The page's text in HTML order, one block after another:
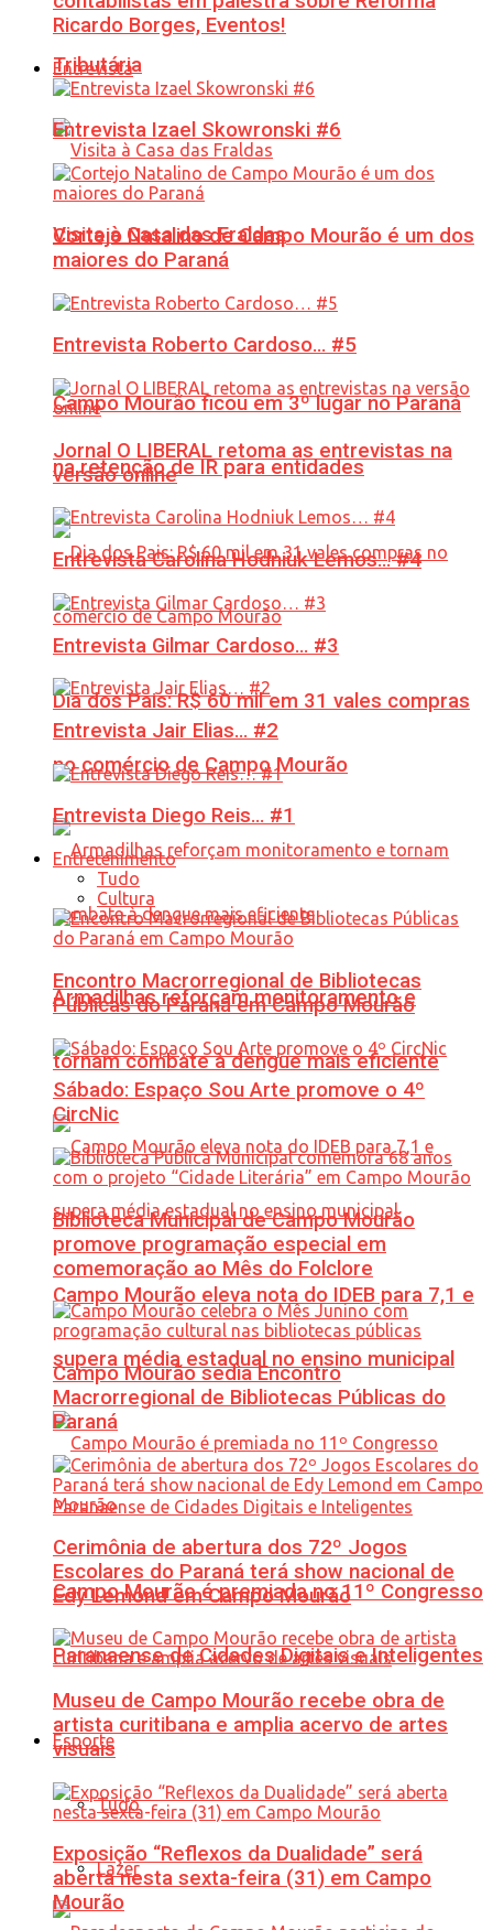
Tributária
Visita à Casa das Fraldas
Campo Mourão ficou em 3º lugar no Paraná
na retenção de IR para entidades
Dia dos Pais: R$ 60 mil em 31 vales compras
no comércio de Campo Mourão
Armadilhas reforçam monitoramento e
tornam combate à dengue mais eficiente
Campo Mourão eleva nota do IDEB para 7,1 e
supera média estadual no ensino municipal
Campo Mourão é premiada no 11º Congresso
Paranaense de Cidades Digitais e Inteligentes
Esporte
Tudo
Lazer
Ricardo Borges, Eventos!
Entrevista
Entrevista Izael Skowronski #6
Cortejo Natalino de Campo Mourão é um dos
maiores do Paraná
Entrevista Roberto Cardoso… #5
Jornal O LIBERAL retoma as entrevistas na
versão online
Entrevista Carolina Hodniuk Lemos… #4
Entrevista Gilmar Cardoso… #3
Entrevista Jair Elias… #2
Entrevista Diego Reis… #1
Entretenimento
Tudo
Cultura
Encontro Macrorregional de Bibliotecas
Públicas do Paraná em Campo Mourão
Sábado: Espaço Sou Arte promove o 4º
CircNic
Biblioteca Municipal de Campo Mourão
promove programação especial em
comemoração ao Mês do Folclore
Campo Mourão sedia Encontro
Macrorregional de Bibliotecas Públicas do
Paraná
Cerimônia de abertura dos 72º Jogos
Escolares do Paraná terá show nacional de
Edy Lemond em Campo Mourão
Museu de Campo Mourão recebe obra de
artista curitibana e amplia acervo de artes
visuais
Exposição “Reflexos da Dualidade” será
aberta nesta sexta-feira (31) em Campo
Mourão